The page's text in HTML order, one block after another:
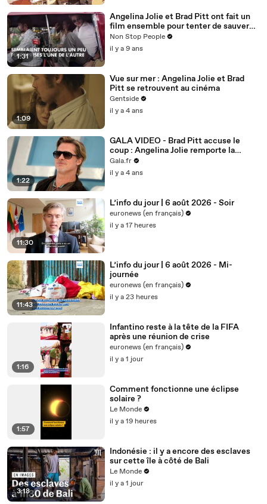
1:31
Angelina Jolie et Brad Pitt ont fait un
film ensemble pour tenter de sauver
leur couple
Non Stop People
il y a 9 ans
1:09
Vue sur mer : Angelina Jolie et Brad
Pitt se retrouvent au cinéma
Gentside
il y a 4 ans
1:22
GALA VIDEO - Brad Pitt accuse le
coup : Angelina Jolie remporte la
bataille autour du vignoble français
Gala.fr
il y a 4 ans
11:30
L’info du jour | 6 août 2026 - Soir
euronews (en français)
il y a 17 heures
11:43
L’info du jour | 6 août 2026 - Mi-
journée
euronews (en français)
il y a 23 heures
1:16
Infantino reste à la tête de la FIFA
après une réunion de crise
euronews (en français)
il y a 1 jour
1:57
Comment fonctionne une éclipse
solaire ?
Le Monde
il y a 19 heures
3:18
Indonésie : il y a encore des esclaves
sur cette île à côté de Bali
Le Monde
il y a 1 jour